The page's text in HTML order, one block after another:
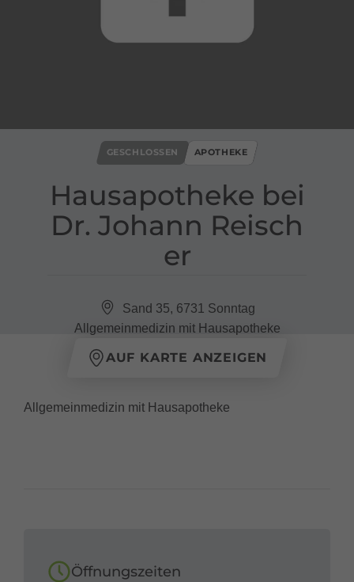
Hausapotheke bei
Dr​.​ Johann Reisch
er
GESCHLOSSEN APOTHEKE
Sand 35, 6731 Sonntag
Allgemeinmedizin mit Hausapotheke
AUF KARTE ANZEIGEN
Allgemeinmedizin mit Hausapotheke
Öffnungszeiten